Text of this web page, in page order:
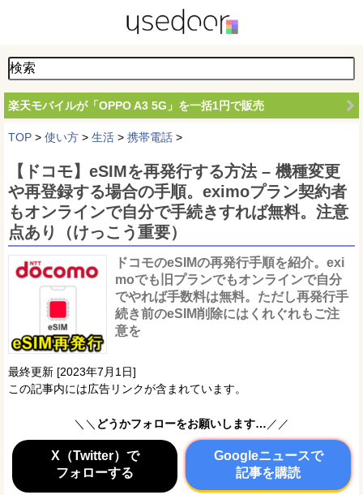
楽天モバイルが「OPPO A3 5G」を一括1円で販売
TOP > 使い方 > 生活 > 携帯電話 >
【ドコモ】eSIMを再発行する方法 – 機種変更
や再登録する場合の手順。eximoプラン契約者
もオンラインで自分で手続きすれば無料。注意
点あり（けっこう重要）
ドコモのeSIMの再発行手順を紹介。exi
moでも旧プランでもオンラインで自分
でやれば手数料は無料。ただし再発行手
続き前のeSIM削除にはくれぐれもご注
意を
最終更新 [2023年7月1日]
この記事内には広告リンクが含まれています。
＼＼ どうかフォローをお願いします… ／／
X（Twitter）で
フォローする
Googleニュースで
記事を購読